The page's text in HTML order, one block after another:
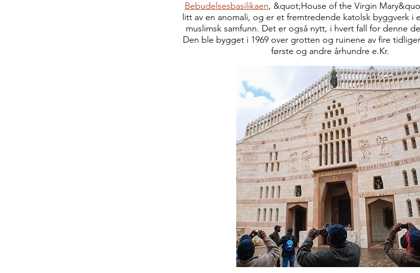
Bebudelsesbasilikaen, &quot;House of the Virgin
litt av en anomali, og er et fremtredende katolsk byggverk i
muslimsk samfunn. Det er også nytt, i hvert fall for denne
Den ble bygget i 1969 over grotten og ruinene av fire
første og andre århundre e.Kr.